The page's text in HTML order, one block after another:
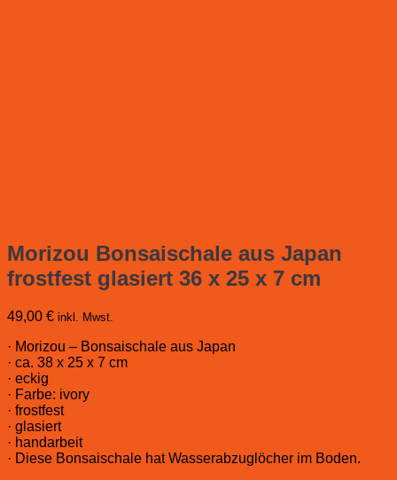
Morizou Bonsaischale aus Japan
frostfest glasiert 36 x 25 x 7 cm
49,00 € inkl. Mwst.
· Morizou – Bonsaischale aus Japan
· ca. 38 x 25 x 7 cm
· eckig
· Farbe: ivory
· frostfest
· glasiert
· handarbeit
· Diese Bonsaischale hat Wasserabzuglöcher im Boden.